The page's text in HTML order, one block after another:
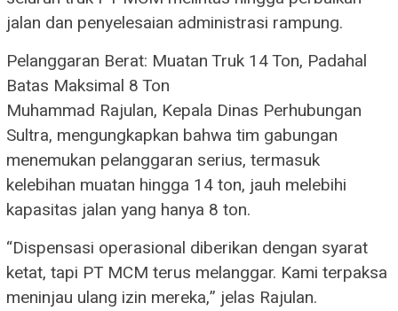
jalan dan penyelesaian administrasi rampung.
Pelanggaran Berat: Muatan Truk 14 Ton, Padahal
Batas Maksimal 8 Ton
Muhammad Rajulan, Kepala Dinas Perhubungan
Sultra, mengungkapkan bahwa tim gabungan
menemukan pelanggaran serius, termasuk
kelebihan muatan hingga 14 ton, jauh melebihi
kapasitas jalan yang hanya 8 ton.
“Dispensasi operasional diberikan dengan syarat
ketat, tapi PT MCM terus melanggar. Kami terpaksa
meninjau ulang izin mereka,” jelas Rajulan.